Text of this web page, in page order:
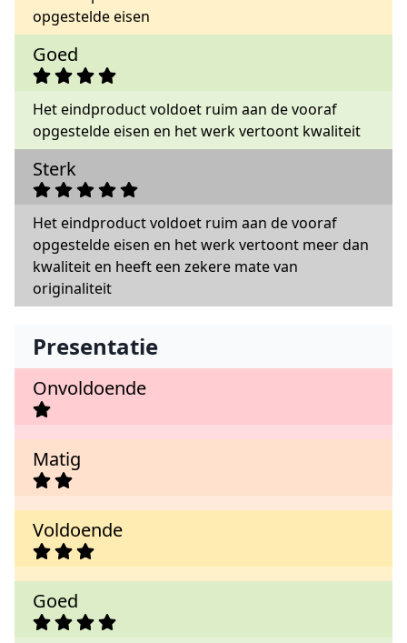
opgestelde eisen
Goed
Het eindproduct voldoet ruim aan de vooraf
opgestelde eisen en het werk vertoont kwaliteit
Sterk
Het eindproduct voldoet ruim aan de vooraf
opgestelde eisen en het werk vertoont meer dan
kwaliteit en heeft een zekere mate van
originaliteit
Presentatie
Onvoldoende
Matig
Voldoende
Goed